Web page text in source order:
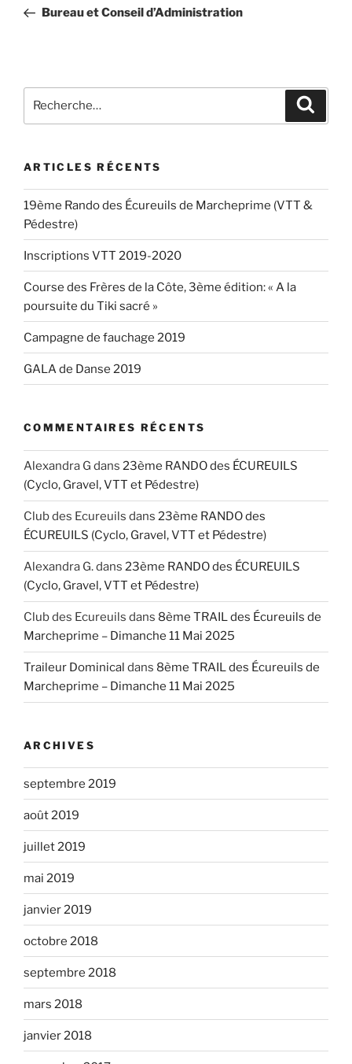
l’article
précédent
Bureau et Conseil d’Administration
pour
ARTICLES RÉCENTS
19ème Rando des Écureuils de Marcheprime (VTT &
Pédestre)
Inscriptions VTT 2019-2020
Course des Frères de la Côte, 3ème édition: « A la
poursuite du Tiki sacré »
Campagne de fauchage 2019
GALA de Danse 2019
COMMENTAIRES RÉCENTS
Alexandra G dans 23ème RANDO des ÉCUREUILS
(Cyclo, Gravel, VTT et Pédestre)
Club des Ecureuils dans 23ème RANDO des
ÉCUREUILS (Cyclo, Gravel, VTT et Pédestre)
Alexandra G.dans 23ème RANDO des ÉCUREUILS
(Cyclo, Gravel, VTT et Pédestre)
Club des Ecureuils dans 8ème TRAIL des Écureuils de
Marcheprime – Dimanche 11 Mai 2025
Traileur Dominical dans 8ème TRAIL des Écureuils de
Marcheprime – Dimanche 11 Mai 2025
ARCHIVES
septembre 2019
août 2019
juillet 2019
mai 2019
janvier 2019
octobre 2018
septembre 2018
mars 2018
janvier 2018